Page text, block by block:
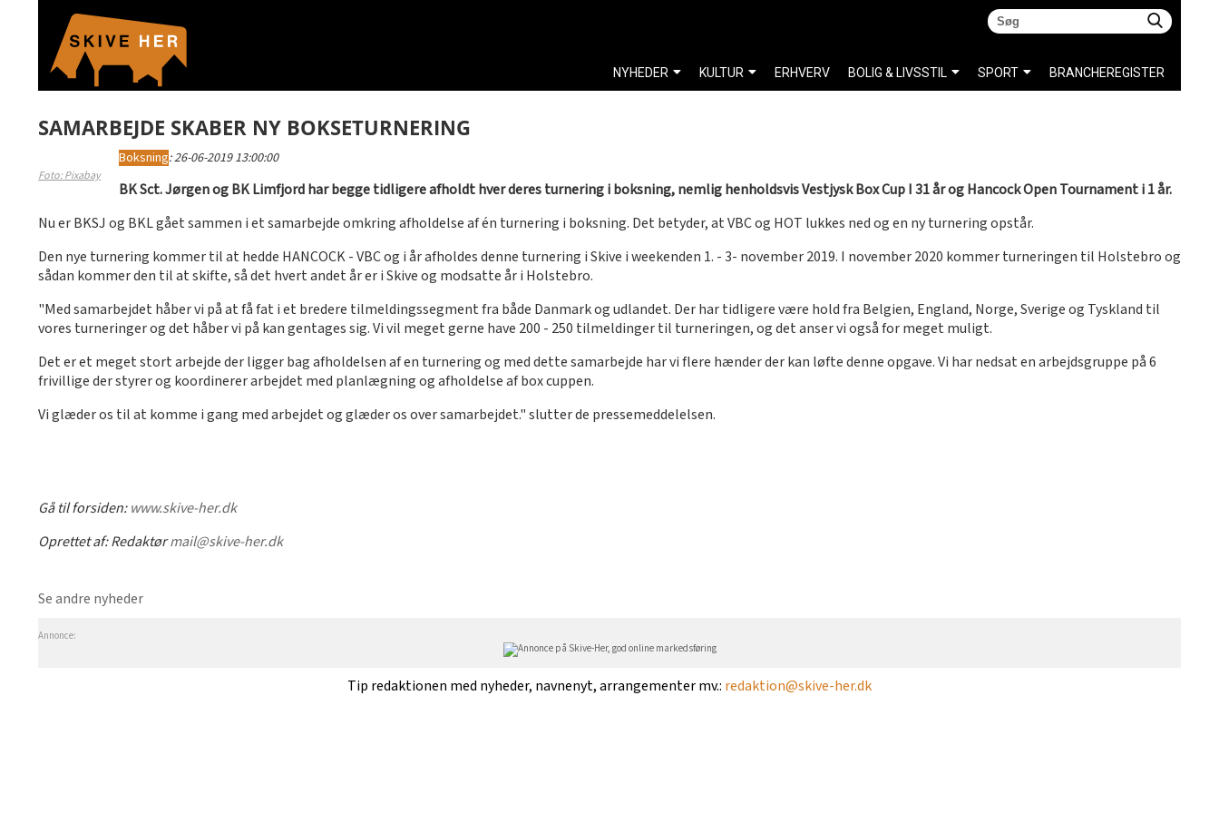
SAMARBEJDE SKABER NY BOKSETURNERING
Foto: Pixabay
Boksning:26-06-2019 13:00:00
BK Sct. Jørgen og BK Limfjord har begge tidligere afholdt hver deres turnering i boksning, nemlig henholdsvis Vestjysk Box Cup I 31 år og Hancock Open Tournament i 1 år.
Nu er BKSJ og BKL gået sammen i et samarbejde omkring afholdelse af én turnering i boksning. Det betyder, at VBC og HOT lukkes ned og en ny turnering opstår.
Den nye turnering kommer til at hedde HANCOCK - VBC og i år afholdes denne turnering i Skive i weekenden 1. - 3- november 2019. I november 2020 kommer turneringen til Holstebro og
sådan kommer den til at skifte, så det hvert andet år er i Skive og modsatte år i Holstebro.
"Med samarbejdet håber vi på at få fat i et bredere tilmeldingssegment fra både Danmark og udlandet. Der har tidligere være hold fra Belgien, England, Norge, Sverige og Tyskland til
vores turneringer og det håber vi på kan gentages sig. Vi vil meget gerne have 200 - 250 tilmeldinger til turneringen, og det anser vi også for meget muligt.
Det er et meget stort arbejde der ligger bag afholdelsen af en turnering og med dette samarbejde har vi flere hænder der kan løfte denne opgave. Vi har nedsat en arbejdsgruppe på 6
frivillige der styrer og koordinerer arbejdet med planlægning og afholdelse af box cuppen.
Vi glæder os til at komme i gang med arbejdet og glæder os over samarbejdet." slutter de pressemeddelelsen.
Gå til forsiden:www.skive-her.dk
Oprettet af:Redaktørmail@skive-her.dk
Se andre nyheder
Annonce:
Tip redaktionen med nyheder, navnenyt, arrangementer mv.: redaktion@skive-her.dk
NYHEDER KULTUR ERHVERV BOLIG & LIVSSTIL SPORT BRANCHEREGISTER